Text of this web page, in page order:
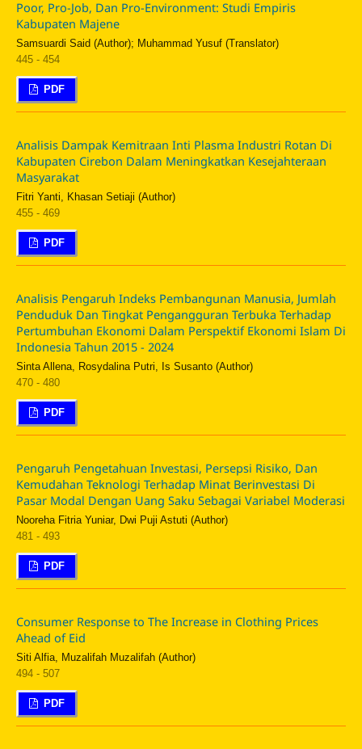
Poor, Pro-Job, Dan Pro-Environment: Studi Empiris
Kabupaten Majene
Samsuardi Said (Author); Muhammad Yusuf (Translator)
445 - 454
PDF
Analisis Dampak Kemitraan Inti Plasma Industri Rotan Di
Kabupaten Cirebon Dalam Meningkatkan Kesejahteraan
Masyarakat
Fitri Yanti, Khasan Setiaji (Author)
455 - 469
PDF
Analisis Pengaruh Indeks Pembangunan Manusia, Jumlah
Penduduk Dan Tingkat Pengangguran Terbuka Terhadap
Pertumbuhan Ekonomi Dalam Perspektif Ekonomi Islam Di
Indonesia Tahun 2015 - 2024
Sinta Allena, Rosydalina Putri, Is Susanto (Author)
470 - 480
PDF
Pengaruh Pengetahuan Investasi, Persepsi Risiko, Dan
Kemudahan Teknologi Terhadap Minat Berinvestasi Di
Pasar Modal Dengan Uang Saku Sebagai Variabel Moderasi
Nooreha Fitria Yuniar, Dwi Puji Astuti (Author)
481 - 493
PDF
Consumer Response to The Increase in Clothing Prices
Ahead of Eid
Siti Alfia, Muzalifah Muzalifah (Author)
494 - 507
PDF